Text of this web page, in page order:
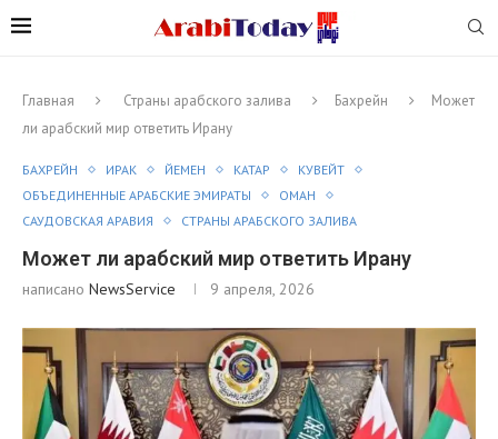
Главная Страны арабского залива Бахрейн
Может
ли арабский мир ответить Ирану
БАХРЕЙН ИРАК ЙЕМЕН КАТАР
КУВЕЙТ
ОБЪЕДИНЕННЫЕ АРАБСКИЕ ЭМИРАТЫ
ОМАН
САУДОВСКАЯ АРАВИЯ
СТРАНЫ АРАБСКОГО ЗАЛИВА
Может ли арабский мир ответить Ирану
написано NewsService 9 апреля, 2026